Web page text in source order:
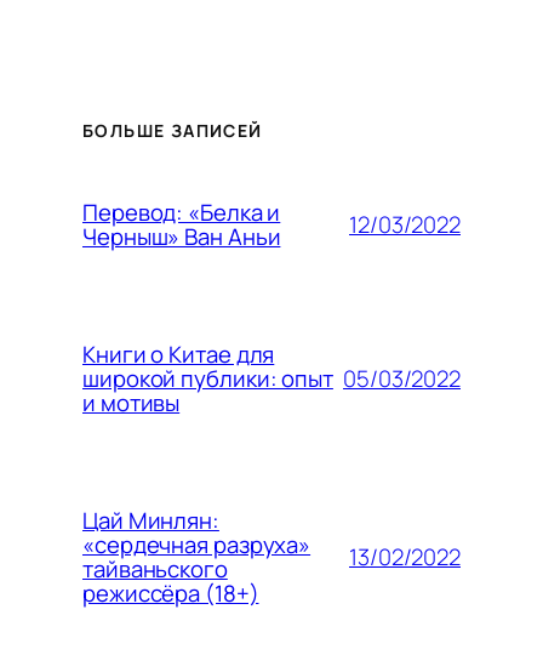
БОЛЬШЕ ЗАПИСЕЙ
Перевод: «Белка и
Черныш» Ван Аньи 12/03/2022
Книги о Китае для
широкой публики: опыт
и мотивы
05/03/2022
Цай Минлян:
«сердечная разруха»
тайваньского
режиссёра (18+)
13/02/2022